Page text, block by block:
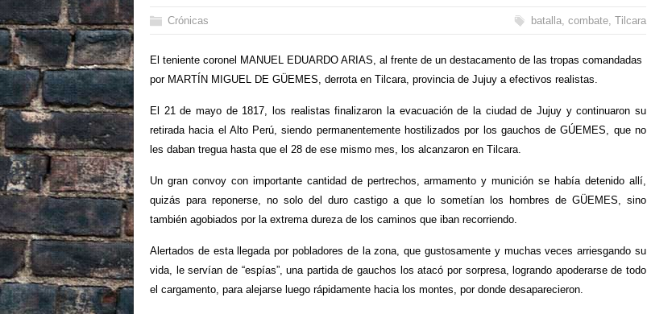
Crónicas batalla, combate, Tilcara
El teniente coronel MANUEL EDUARDO ARIAS, al frente de un destacamento de las tropas comandadas
por MARTÍN MIGUEL DE GÜEMES, derrota en Tilcara, provincia de Jujuy a efectivos realistas.
El 21 de mayo de 1817, los realistas finalizaron la evacuación de la ciudad de Jujuy y continuaron su
retirada hacia el Alto Perú, siendo permanentemente hostilizados por los gauchos de GÚEMES, que no
les daban tregua hasta que el 28 de ese mismo mes, los alcanzaron en Tilcara.
Un gran convoy con importante cantidad de pertrechos, armamento y munición se había detenido allí,
quizás para reponerse, no solo del duro castigo a que lo sometían los hombres de GÜEMES, sino
también agobiados por la extrema dureza de los caminos que iban recorriendo.
Alertados de esta llegada por pobladores de la zona, que gustosamente y muchas veces arriesgando su
vida, le servían de “espías”, una partida de gauchos los atacó por sorpresa, logrando apoderarse de todo
el cargamento, para alejarse luego rápidamente hacia los montes, por donde desaparecieron.